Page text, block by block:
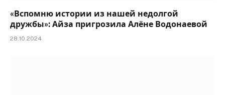
«Вспомню истории из нашей недолгой
дружбы»: Айза пригрозила Алёне Водонаевой
28.10.2024